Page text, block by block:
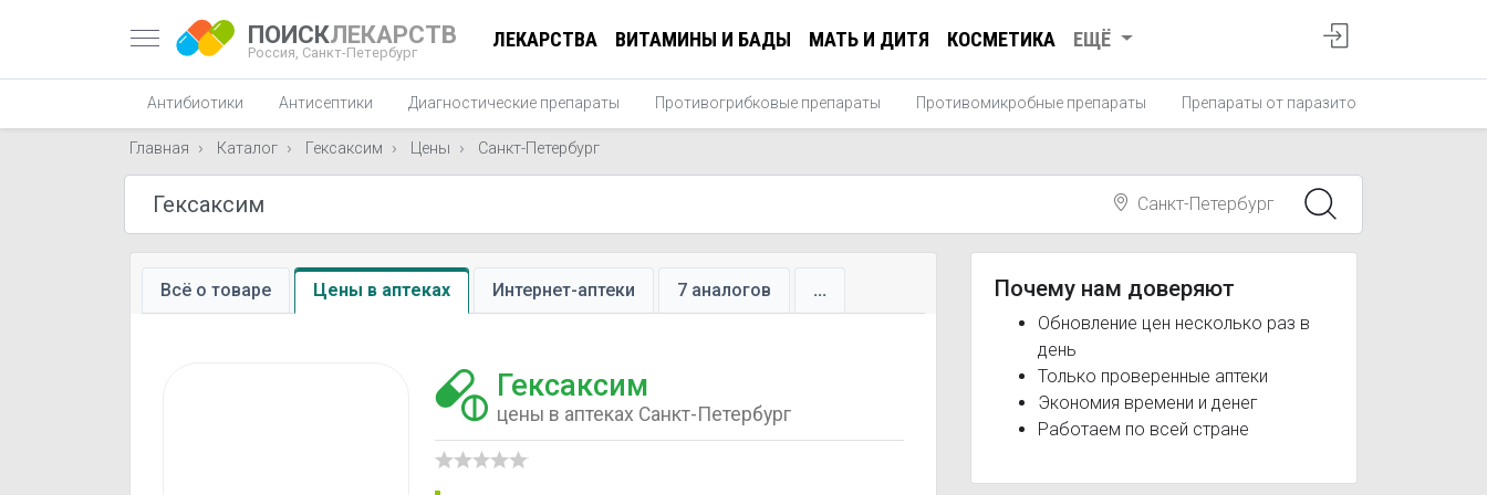
ПОИСКЛЕКАРСТВ
Россия, Санкт-Петербург
ЛЕКАРСТВА ВИТАМИНЫ И БАДЫ МАТЬ И ДИТЯ КОСМЕТИКА ЕЩЁ
Антибиотики Антисептики Диагностические препараты Противогрибковые препараты Противомикробные препараты Препараты от паразитов
Главная Каталог Гексаксим Цены Санкт-Петербург
Санкт-Петербург
Всё о товаре Цены в аптеках Интернет-аптеки 7 аналогов ...
Гексаксим
цены в аптеках Санкт-Петербург
Почему нам доверяют
Обновление цен несколько раз в
день
Только проверенные аптеки
Экономия времени и денег
Работаем по всей стране